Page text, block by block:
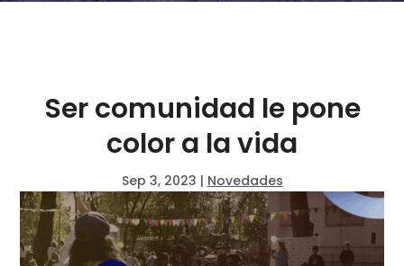
Ser comunidad le pone
color a la vida
Sep 3, 2023 | Novedades